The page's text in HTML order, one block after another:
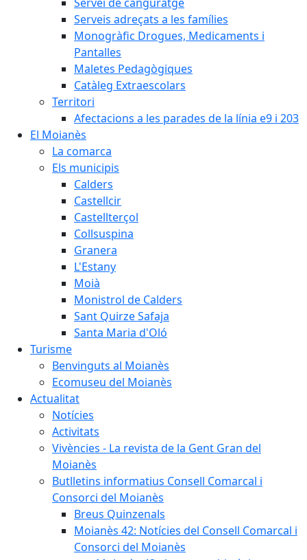
Serveis adreçats a les famílies
Monogràfic Drogues, Medicaments i
Pantalles
Maletes Pedagògiques
Catàleg Extraescolars
Territori
Afectacions a les parades de la línia e9 i 203
El Moianès
La comarca
Els municipis
Calders
Castellcir
Castellterçol
Collsuspina
Granera
L'Estany
Moià
Monistrol de Calders
Sant Quirze Safaja
Santa Maria d'Oló
Turisme
Benvinguts al Moianès
Ecomuseu del Moianès
Actualitat
Notícies
Activitats
Vivències - La revista de la Gent Gran del
Moianès
Butlletins informatius Consell Comarcal i
Consorci del Moianès
Breus Quinzenals
Moianès 42: Notícies del Consell Comarcal i
Consorci del Moianès